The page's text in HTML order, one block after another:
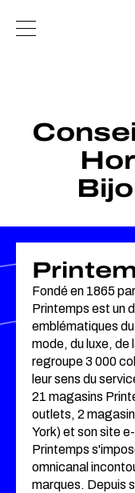
Fondé en 1865
Printemps est un
emblématiques
mode, du luxe, de
regroupe 3 000
leur sens du
21 magasins
outlets, 2
York) et son site
Printemps
omnicanal
marques. Depuis